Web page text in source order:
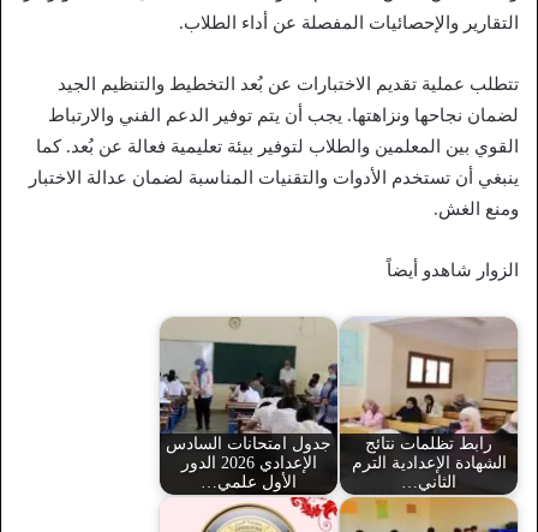
التقارير والإحصائيات المفصلة عن أداء الطلاب.
تتطلب عملية تقديم الاختبارات عن بُعد التخطيط والتنظيم الجيد
لضمان نجاحها ونزاهتها. يجب أن يتم توفير الدعم الفني والارتباط
القوي بين المعلمين والطلاب لتوفير بيئة تعليمية فعالة عن بُعد. كما
ينبغي أن تستخدم الأدوات والتقنيات المناسبة لضمان عدالة الاختبار
ومنع الغش.
الزوار شاهدو أيضاً
رابط تظلمات نتائج
الشهادة الإعدادية الترم
الثاني…
جدول امتحانات السادس
الإعدادي 2026 الدور
الأول علمي…